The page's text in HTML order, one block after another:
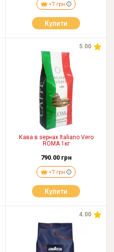
+7 грн
Купити
5.00
Кава в зернах Italiano Vero
ROMA 1кг
790.00 грн
+7 грн
Купити
4.00